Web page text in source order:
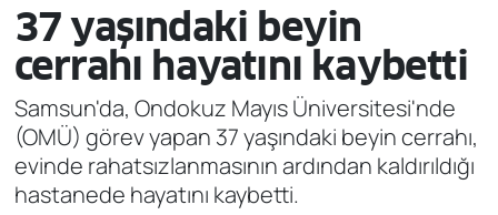
37 yaşındaki beyin
cerrahı hayatını kaybetti
Samsun'da, Ondokuz Mayıs Üniversitesi'nde
(OMÜ) görev yapan 37 yaşındaki beyin cerrahı,
evinde rahatsızlanmasının ardından kaldırıldığı
hastanede hayatını kaybetti.
Asayiş
Bilim ve Teknoloji
Bölge
Dünya
Tüm Manşetler
Son Dakika Haberleri
Haber Arşivi